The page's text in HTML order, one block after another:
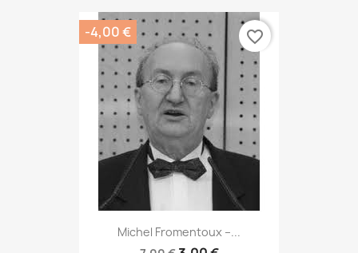
Michel Fromentoux –...
-4,00 € favorite_border